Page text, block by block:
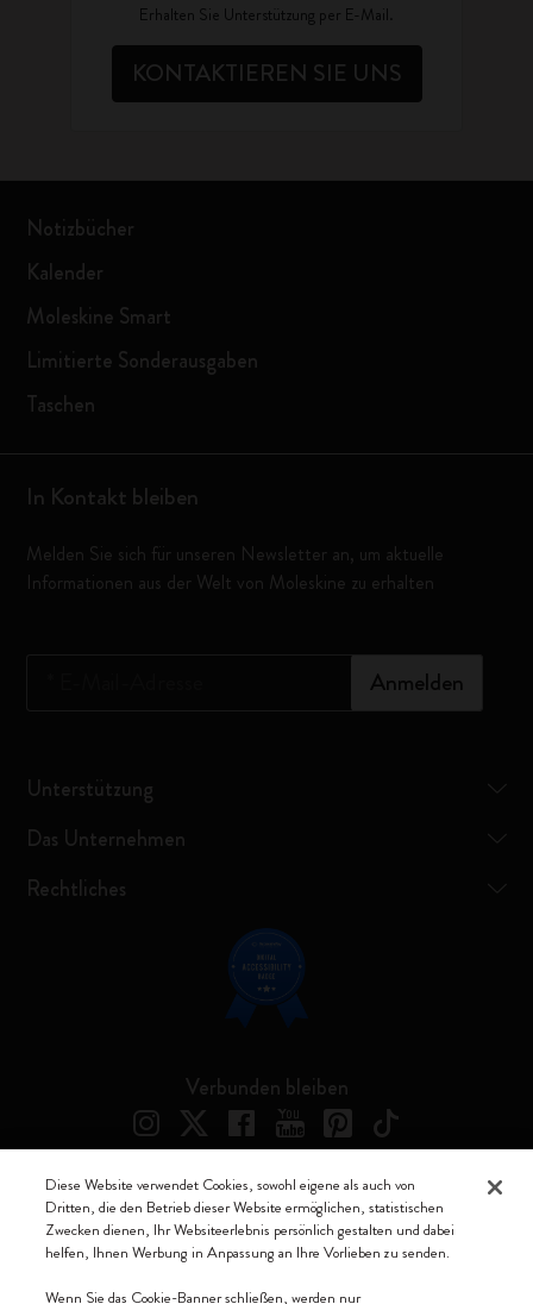
Erhalten Sie Unterstützung per E-Mail.
KONTAKTIEREN SIE UNS
Notizbücher
Kalender
Moleskine Smart
Limitierte Sonderausgaben
Taschen
In Kontakt bleiben
Melden Sie sich für unseren Newsletter an, um aktuelle
Informationen aus der Welt von Moleskine zu erhalten
Anmelden
Unterstützung
Das Unternehmen
Rechtliches
Verbunden bleiben
Moleskine ® ist ein eingetragenes Warenzeichen von Moleskine Srl a
socio unico
Diese Website verwendet Cookies, sowohl eigene als auch von
Dritten, die den Betrieb dieser Website ermöglichen, statistischen
Zwecken dienen, Ihr Websiteerlebnis persönlich gestalten und dabei
helfen, Ihnen Werbung in Anpassung an Ihre Vorlieben zu senden.
Wenn Sie das Cookie-Banner schließen, werden nur